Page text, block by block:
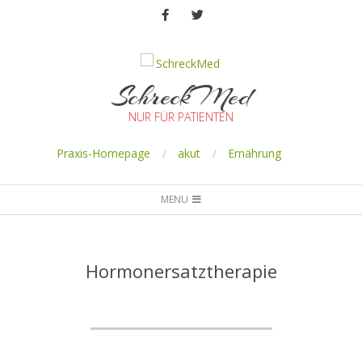
SchreckMed
NUR FÜR PATIENTEN
Praxis-Homepage akut Ernährung
MENU
Hormonersatztherapie